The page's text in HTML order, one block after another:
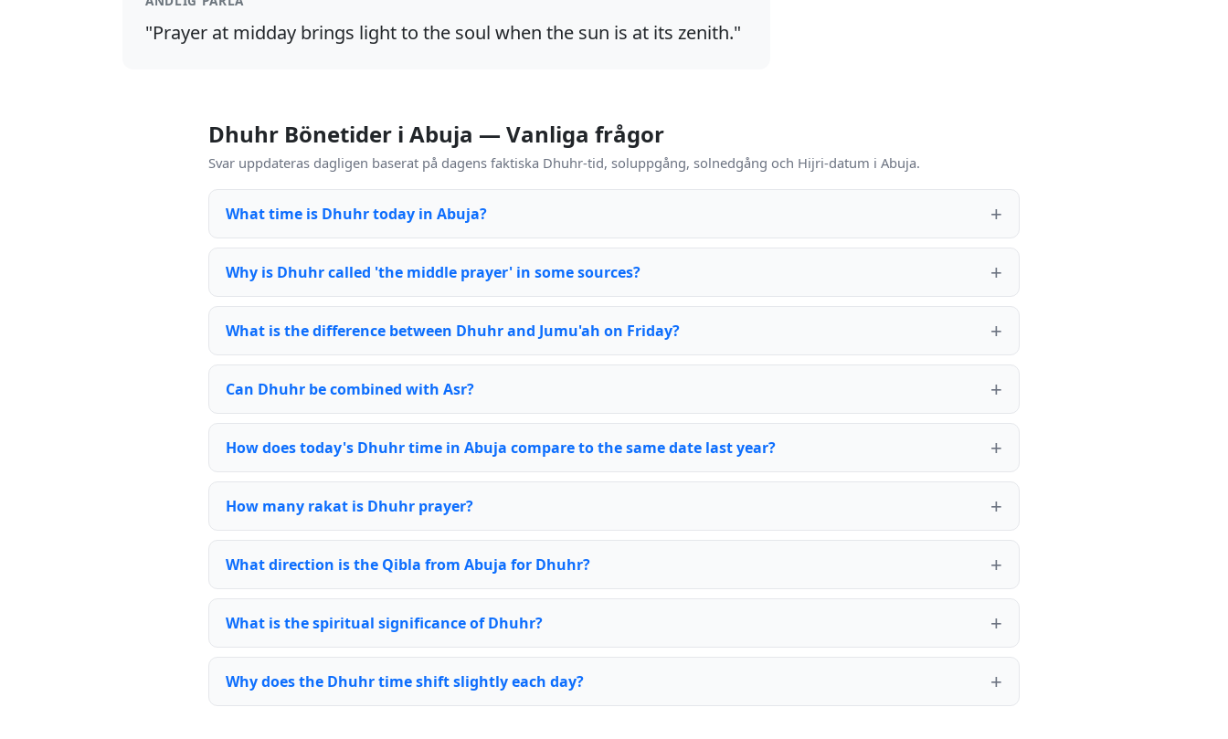
"Prayer at midday brings light to the soul when the sun is at its zenith."
Dhuhr Bönetider i Abuja — Vanliga frågor
Svar uppdateras dagligen baserat på dagens faktiska Dhuhr-tid, soluppgång, solnedgång och Hijri-datum i Abuja.
What time is Dhuhr today in Abuja?
Why is Dhuhr called 'the middle prayer' in some sources?
What is the difference between Dhuhr and Jumu'ah on Friday?
Can Dhuhr be combined with Asr?
How does today's Dhuhr time in Abuja compare to the same date last year?
How many rakat is Dhuhr prayer?
What direction is the Qibla from Abuja for Dhuhr?
What is the spiritual significance of Dhuhr?
Why does the Dhuhr time shift slightly each day?